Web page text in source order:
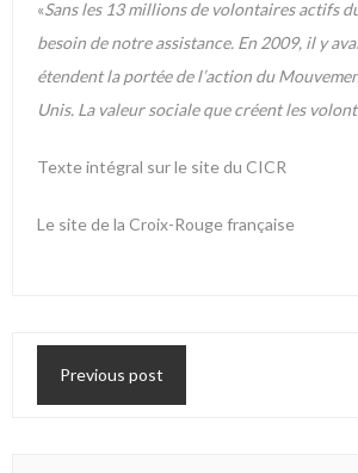
«Sans les 13 millions de volontaires actifs
besoin de notre assistance. En 2009, il y
étendent la portée de l’action du
Unis. La valeur sociale que créent les
Texte intégral sur le site du CICR
Le site de la Croix-Rouge française
Previous post